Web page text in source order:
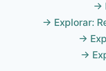
→
→ Explorar:
→
→